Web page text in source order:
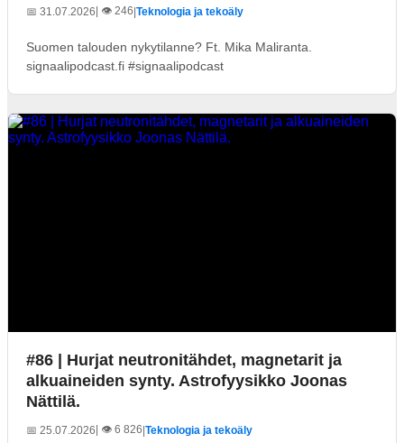
📅 31.07.2026| 👁️ 246 Teknologia ja tekoäly
Suomen talouden nykytilanne? Ft. Mika Maliranta.
signaalipodcast.fi #signaalipodcast
#86 | Hurjat neutronitähdet, magnetarit ja
alkuaineiden synty. Astrofyysikko Joonas
Nättilä.
📅 25.07.2026| 👁️ 6 826 Teknologia ja tekoäly